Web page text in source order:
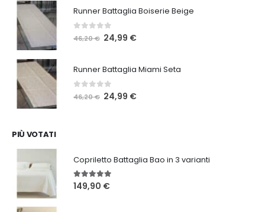
era:
46,20 €.
è:
Runner Battaglia Boiserie Beige
0 Su 5
46,20€ Il
era:
46,20 €.
24,99 €Il
è:
Runner Battaglia Miami Seta
46,20€ Il24,99 €Il
PIÙ VOTATI
Copriletto Battaglia Bao in 3 varianti
5.00Su 5
149,90 €